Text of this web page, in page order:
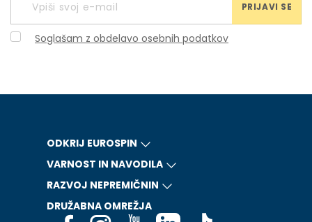
PRIJAVI SE
Soglašam z obdelavo osebnih podatkov
ODKRIJ EUROSPIN
VARNOST IN NAVODILA
RAZVOJ NEPREMIČNIN
DRUŽABNA OMREŽJA